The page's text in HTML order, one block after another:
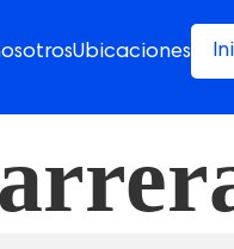
Ubicaciones